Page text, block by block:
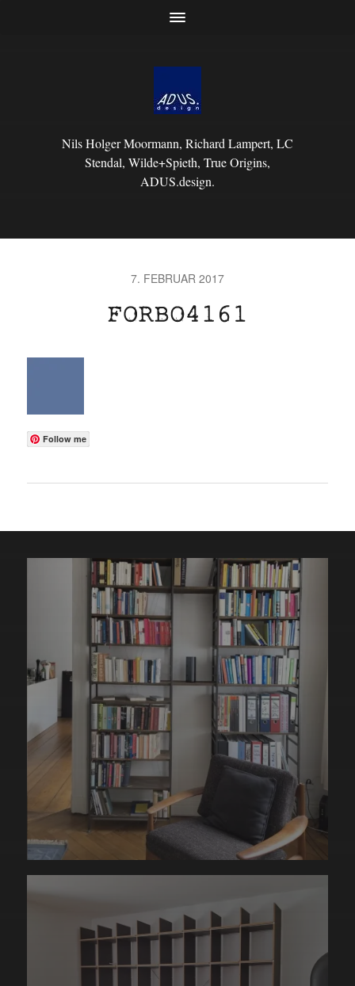
Nils Holger Moormann, Richard Lampert, LC
Stendal, Wilde+Spieth, True Origins,
ADUS.design.
7. FEBRUAR 2017
Follow me